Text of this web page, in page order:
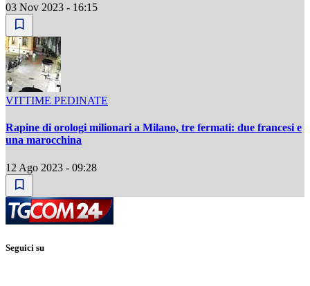
03 Nov 2023 - 16:15
VITTIME PEDINATE
Rapine di orologi milionari a Milano, tre fermati: due francesi e
una marocchina
12 Ago 2023 - 09:28
Seguici su